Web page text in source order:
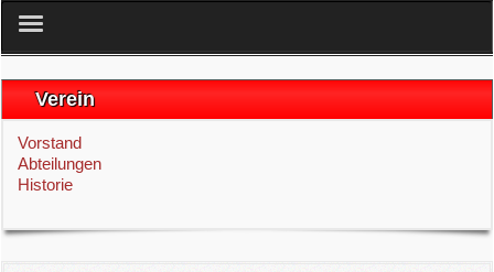
Startseite
Verein
Senioren
Spielplan
Verein
Vorstand
Abteilungen
Historie